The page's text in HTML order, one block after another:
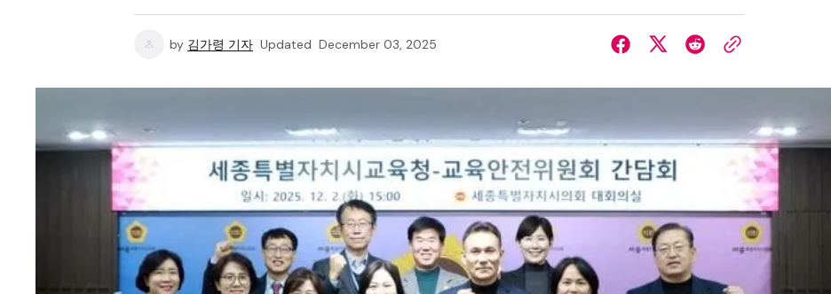
by 김가령 기자 Updated December 03, 2025